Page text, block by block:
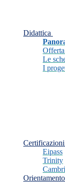
Didattica
Le
I
Certificazioni
Eipass
Trinity